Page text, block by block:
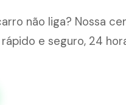
não liga? Nossa
e seguro, 24